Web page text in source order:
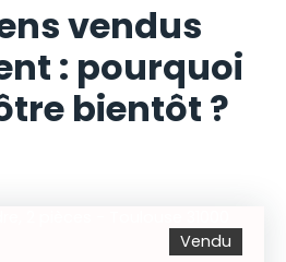
vendus
: pourquoi
bientôt ?
Vendu